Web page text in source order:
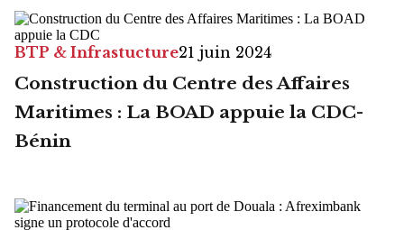
BTP & Infrastucture21 juin 2024
Construction du Centre des Affaires
Maritimes : La BOAD appuie la CDC-
Bénin